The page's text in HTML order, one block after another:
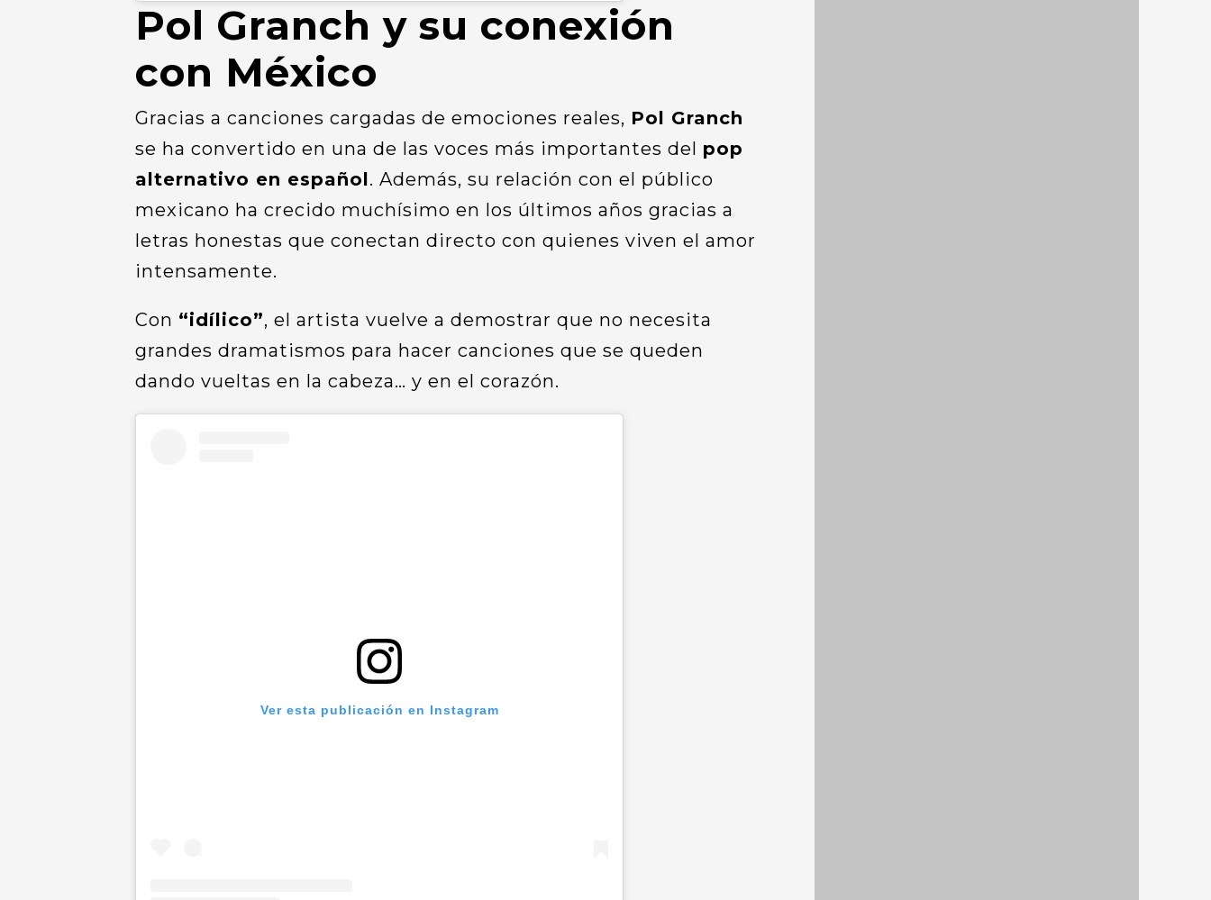
Pol Granch y su conexión
con México
Gracias a canciones cargadas de emociones reales, Pol Granch
se ha convertido en una de las voces más importantes del pop
alternativo en español. Además, su relación con el público
mexicano ha crecido muchísimo en los últimos años gracias a
letras honestas que conectan directo con quienes viven el amor
intensamente.
Con “idílico”, el artista vuelve a demostrar que no necesita
grandes dramatismos para hacer canciones que se queden
dando vueltas en la cabeza… y en el corazón.
Ver esta publicación en Instagram